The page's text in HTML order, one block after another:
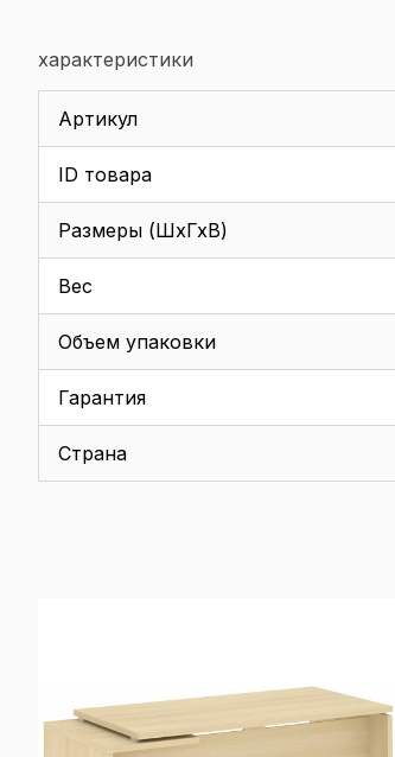
характеристики
Артикул
ID товара
Размеры (ШхГхВ)
Вес
Объем упаковки
Гарантия
Страна